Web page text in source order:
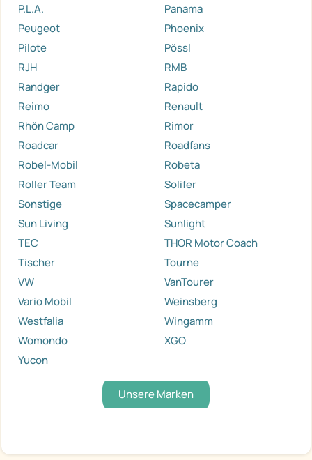
P.L.A.
Panama
Peugeot
Phoenix
Pilote
Pössl
RJH
RMB
Randger
Rapido
Reimo
Renault
Rhön Camp
Rimor
Roadcar
Roadfans
Robel-Mobil
Robeta
Roller Team
Solifer
Sonstige
Spacecamper
Sun Living
Sunlight
TEC
THOR Motor Coach
Tischer
Tourne
VW
VanTourer
Vario Mobil
Weinsberg
Westfalia
Wingamm
Womondo
XGO
Yucon
Unsere Marken